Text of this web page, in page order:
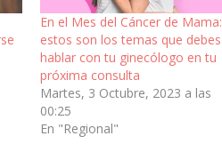
En el Mes del Cáncer de Mama:
estos son los temas que debes
hablar con tu ginecólogo en tu
próxima consulta
Martes, 3 Octubre, 2023 a las
00:25
En "Regional"